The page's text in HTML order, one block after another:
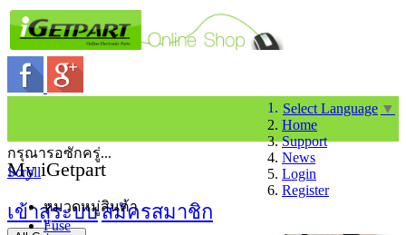
Select Language ▼
Home
Support
News
Login
Register
My iGetpart
เข้าสู่ระบบสมัครสมาชิก
กรุณารอซักครู่...
Scroll
หมวดหมู่สินค้า
Fuse